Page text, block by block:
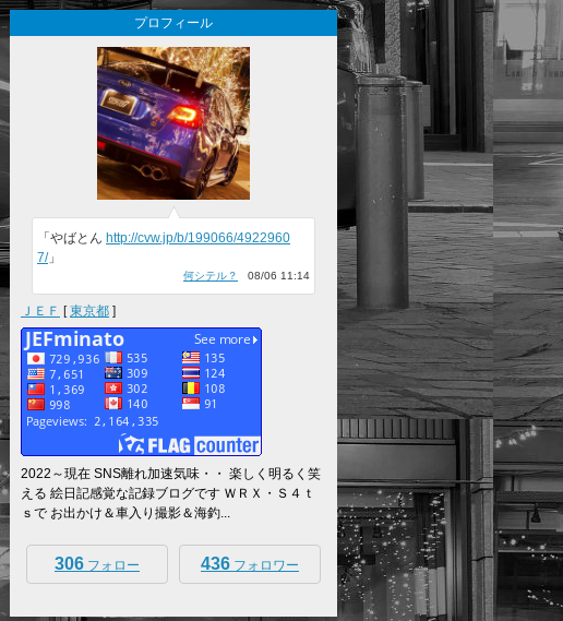
プロフィール
「やばとん http://cvw.jp/b/199066/4922960
7/」
何シテル？ 08/06 11:14
ＪＥＦ [東京都 ]
2022～現在 SNS離れ加速気味・・ 楽しく明るく笑
える 絵日記感覚な記録ブログです ＷＲＸ・Ｓ４ｔ
ｓで お出かけ＆車入り撮影＆海釣...
306 フォロー 436 フォロワー